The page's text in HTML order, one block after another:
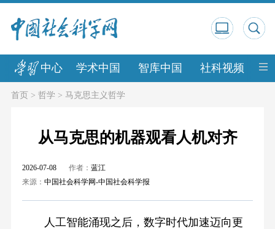
中心 学术中国 智库中国 社科视频 中
首页> 哲学 > 马克思主义哲学
从马克思的机器观看人机对齐
2026-07-08 作者： 蓝江
来源： 中国社会科学网-中国社会科学报
人工智能涌现之后，数字时代加速迈向更